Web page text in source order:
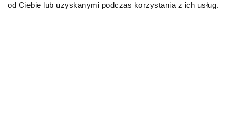
od Ciebie lub uzyskanymi podczas korzystania z ich usług.